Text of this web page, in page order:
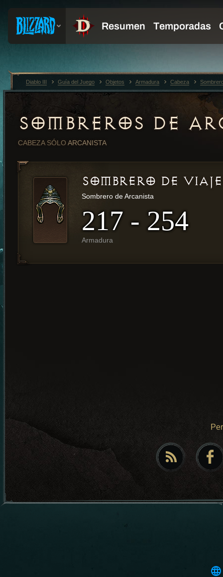
SOMBREROS DE
CABEZA SÓLO ARCANISTA
SOMBRERO DE
Sombrero de Arcanista
217 - 254
Armadura
Diablo III Guía del Juego Objetos Armadura Cabeza